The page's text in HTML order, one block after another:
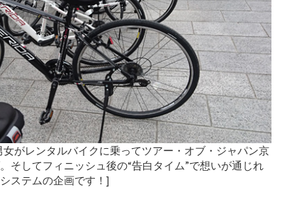
がレンタルバイクに乗ってツアー・オブ・ジャパン京
そしてフィニッシュ後の“告白タイム”で想いが通じれ
ステムの企画です！]